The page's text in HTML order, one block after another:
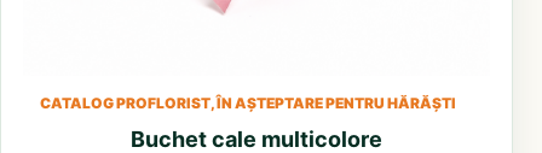
CATALOG PROFLORIST, ÎN AȘTEPTARE PENTRU HĂRĂȘTI
Buchet cale multicolore